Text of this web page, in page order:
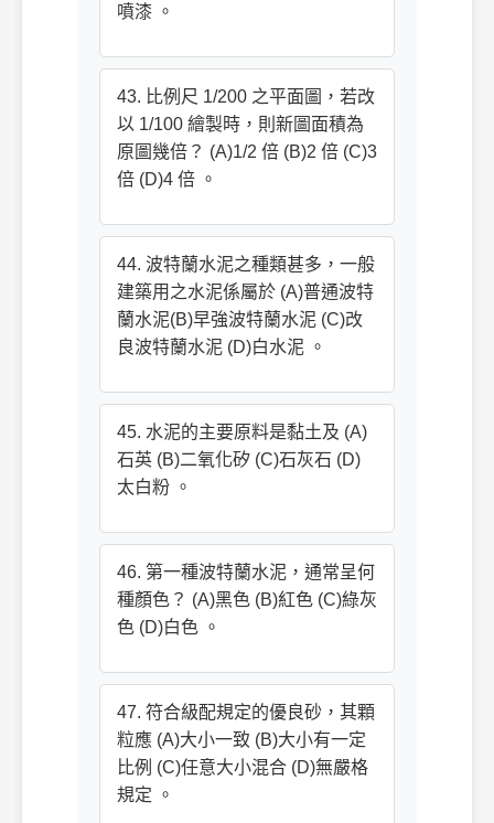
噴漆 。
43. 比例尺 1/200 之平面圖，若改
以 1/100 繪製時，則新圖面積為
原圖幾倍？ (A)1/2 倍 (B)2 倍 (C)3
倍 (D)4 倍 。
44. 波特蘭水泥之種類甚多，一般
建築用之水泥係屬於 (A)普通波特
蘭水泥(B)早強波特蘭水泥 (C)改
良波特蘭水泥 (D)白水泥 。
45. 水泥的主要原料是黏土及 (A)
石英 (B)二氧化矽 (C)石灰石 (D)
太白粉 。
46. 第一種波特蘭水泥，通常呈何
種顏色？ (A)黑色 (B)紅色 (C)綠灰
色 (D)白色 。
47. 符合級配規定的優良砂，其顆
粒應 (A)大小一致 (B)大小有一定
比例 (C)任意大小混合 (D)無嚴格
規定 。